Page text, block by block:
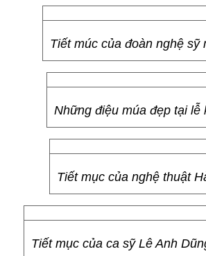
Tiết múc của đoàn nghệ sỹ
Những điệu múa đẹp tại lễ
Tiết mục của nghệ thuật
Tiết mục của ca sỹ Lê Anh